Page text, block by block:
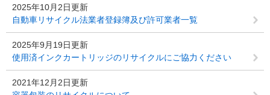
2025年10月2日更新
自動車リサイクル法業者登録簿及び許可業者一覧
2025年9月19日更新
使用済インクカートリッジのリサイクルにご協力ください
2021年12月2日更新